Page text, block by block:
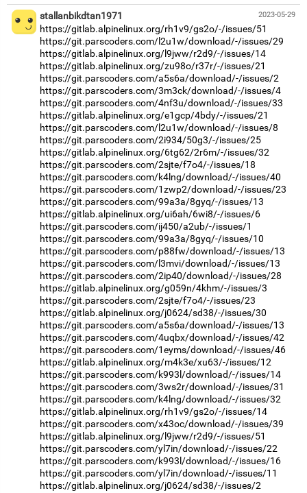
2023-05-29
stallanbikdtan1971
https://gitlab.alpinelinux.org/rh1v9/gs2o/-/issues/51
https://git.parscoders.com/l2u1w/download/-/issues/29
https://gitlab.alpinelinux.org/l9jww/r2d9/-/issues/14
https://gitlab.alpinelinux.org/zu98o/r37r/-/issues/21
https://git.parscoders.com/a5s6a/download/-/issues/2
https://git.parscoders.com/3m3ck/download/-/issues/4
https://git.parscoders.com/4nf3u/download/-/issues/33
https://gitlab.alpinelinux.org/e1gcp/4bdy/-/issues/21
https://git.parscoders.com/l2u1w/download/-/issues/8
https://git.parscoders.com/2i934/50g3/-/issues/25
https://gitlab.alpinelinux.org/6tg62/2r6m/-/issues/32
https://git.parscoders.com/2sjte/f7o4/-/issues/18
https://git.parscoders.com/k4lng/download/-/issues/40
https://git.parscoders.com/1zwp2/download/-/issues/23
https://git.parscoders.com/99a3a/8gyq/-/issues/13
https://gitlab.alpinelinux.org/ui6ah/6wi8/-/issues/6
https://git.parscoders.com/ij450/a2ub/-/issues/1
https://git.parscoders.com/99a3a/8gyq/-/issues/10
https://git.parscoders.com/p88fw/download/-/issues/13
https://git.parscoders.com/l3mvi/download/-/issues/13
https://git.parscoders.com/2ip40/download/-/issues/28
https://gitlab.alpinelinux.org/g059n/4khm/-/issues/3
https://git.parscoders.com/2sjte/f7o4/-/issues/23
https://gitlab.alpinelinux.org/j0624/sd38/-/issues/30
https://git.parscoders.com/a5s6a/download/-/issues/13
https://git.parscoders.com/4uqbx/download/-/issues/42
https://git.parscoders.com/1eyms/download/-/issues/46
https://gitlab.alpinelinux.org/m4k3e/xu63/-/issues/12
https://git.parscoders.com/k993l/download/-/issues/14
https://git.parscoders.com/3ws2r/download/-/issues/31
https://git.parscoders.com/k4lng/download/-/issues/32
https://gitlab.alpinelinux.org/rh1v9/gs2o/-/issues/14
https://git.parscoders.com/x43oc/download/-/issues/39
https://gitlab.alpinelinux.org/l9jww/r2d9/-/issues/51
https://git.parscoders.com/yl7in/download/-/issues/22
https://git.parscoders.com/k993l/download/-/issues/16
https://git.parscoders.com/yl7in/download/-/issues/11
https://gitlab.alpinelinux.org/j0624/sd38/-/issues/2